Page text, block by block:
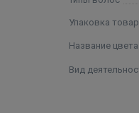
Упаковка
Название цвета
Вид